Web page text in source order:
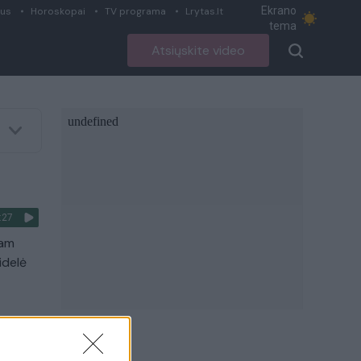
Horoskopai TV programa Lrytas.lt
Ekrano
tema
Atsiųskite video